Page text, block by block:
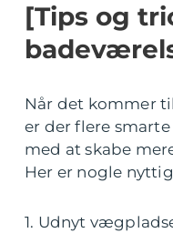
[Tips og
Når det kommer
er der flere
med at skabe
Her er nogle
1. Udnyt